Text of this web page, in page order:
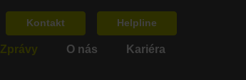
Kontakt Helpline
Zprávy O nás Kariéra